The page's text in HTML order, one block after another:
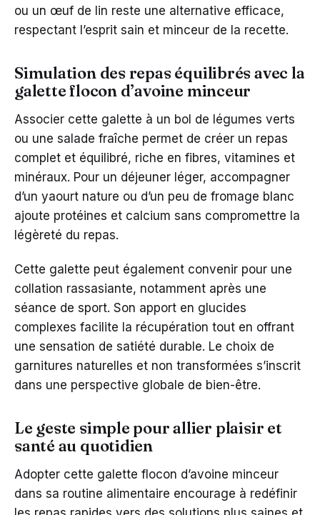
ou un œuf de lin reste une alternative efficace,
respectant l’esprit sain et minceur de la recette.
Simulation des repas équilibrés avec la
galette flocon d’avoine minceur
Associer cette galette à un bol de légumes verts
ou une salade fraîche permet de créer un repas
complet et équilibré, riche en fibres, vitamines et
minéraux. Pour un déjeuner léger, accompagner
d’un yaourt nature ou d’un peu de fromage blanc
ajoute protéines et calcium sans compromettre la
légèreté du repas.
Cette galette peut également convenir pour une
collation rassasiante, notamment après une
séance de sport. Son apport en glucides
complexes facilite la récupération tout en offrant
une sensation de satiété durable. Le choix de
garnitures naturelles et non transformées s’inscrit
dans une perspective globale de bien-être.
Le geste simple pour allier plaisir et
santé au quotidien
Adopter cette galette flocon d’avoine minceur
dans sa routine alimentaire encourage à redéfinir